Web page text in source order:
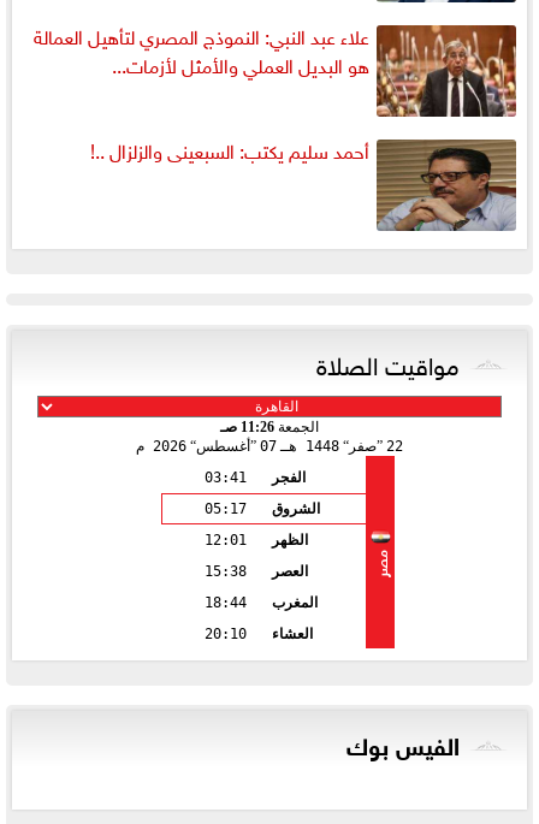
علاء عبد النبي: النموذج المصري لتأهيل العمالة
هو البديل العملي والأمثل لأزمات...
أحمد سليم يكتب: السبعينى والزلزال ..!
مواقيت الصلاة
الجمعة 11:26 صـ
22 صفر 1448 هـ 07 أغسطس 2026 م
مصر
الفجر
03:41
الشروق
05:17
الظهر
12:01
العصر
15:38
المغرب
18:44
العشاء
20:10
الفيس بوك